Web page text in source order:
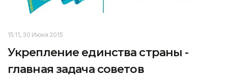
15:11, 30 Июня 2015
Укрепление единства страны -
главная задача советов